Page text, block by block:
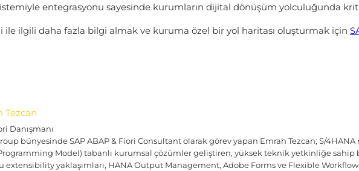
entegrasyonu sayesinde kurumların dijital dönüşüm yolculuğunda
ile ilgili daha fazla bilgi almak ve kuruma özel bir yol haritası oluşturmak için
Tezcan
Danışmanı
bünyesinde SAP ABAP & Fiori Consultant olarak görev yapan Emrah Tezcan; S/
Model) tabanlı kurumsal çözümler geliştiren, yüksek teknik yetkinliğe sahip
extensibility yaklaşımları, HANA Output Management, Adobe Forms ve Flexible